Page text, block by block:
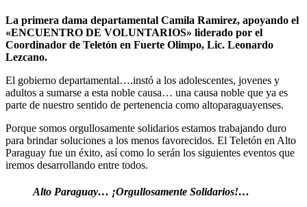
La primera dama departamental Camila Ramirez, apoyando el
«ENCUENTRO DE VOLUNTARIOS» liderado por el
Coordinador de Teletón en Fuerte Olimpo, Lic. Leonardo
Lezcano.
El gobierno departamental….instó a los adolescentes, jovenes y
adultos a sumarse a esta noble causa… una causa noble que ya es
parte de nuestro sentido de pertenencia como altoparaguayenses.
Porque somos orgullosamente solidarios estamos trabajando duro
para brindar soluciones a los menos favorecidos. El Teletón en Alto
Paraguay fue un éxito, así como lo serán los siguientes eventos que
iremos desarrollando entre todos.
Alto Paraguay… ¡Orgullosamente Solidarios!…